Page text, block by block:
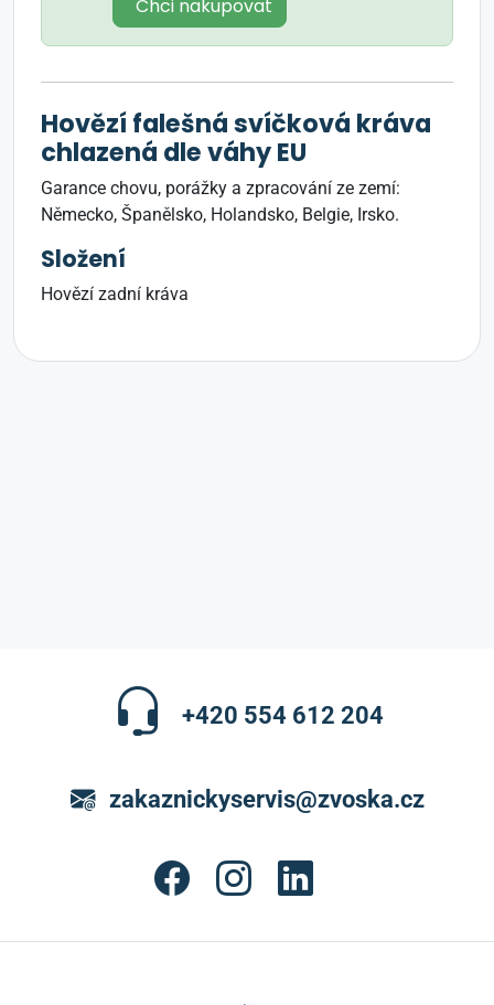
Chci nakupovat
Hovězí falešná svíčková kráva
chlazená dle váhy EU
Garance chovu, porážky a zpracování ze zemí:
Německo, Španělsko, Holandsko, Belgie, Irsko.
Složení
Hovězí zadní kráva
+420 554 612 204
zakaznickyservis@zvoska.cz